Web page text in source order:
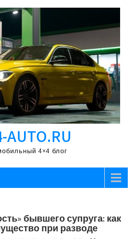
AUTO.RU
4×4 блог
бывшего супруга: как
при разводе